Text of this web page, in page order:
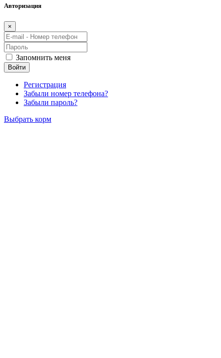
Авторизация
×
Запомнить меня
Войти
Регистрация
Забыли номер телефона?
Забыли пароль?
Выбрать корм